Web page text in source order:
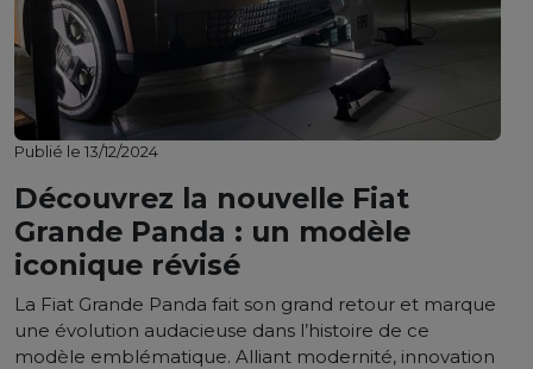
Publié le 13/12/2024
Découvrez la nouvelle Fiat
Grande Panda : un modèle
iconique révisé
La Fiat Grande Panda fait son grand retour et marque
une évolution audacieuse dans l’histoire de ce
modèle emblématique. Alliant modernité, innovation